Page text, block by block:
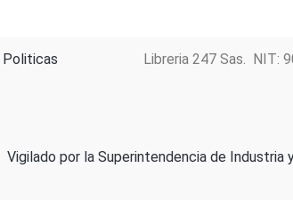
Politicas Libreria 247 Sas. NIT:
Vigilado por la Superintendencia de Industria